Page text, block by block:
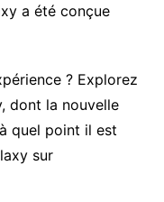
a été conçue
? Explorez
dont la nouvelle
quel point il est
sur